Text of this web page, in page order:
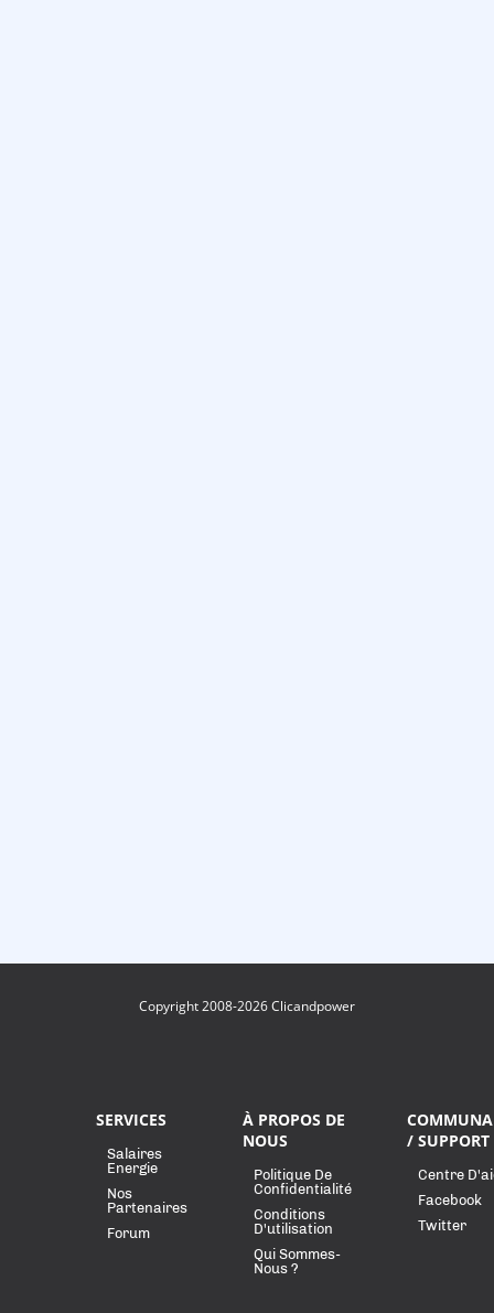
Copyright 2008-2026 Clicandpower
SERVICES
Salaires
Energie
Nos
Partenaires
Forum
À PROPOS DE
NOUS
Politique De
Confidentialité
Conditions
D'utilisation
Qui Sommes-
Nous ?
/ SUPPORT
Centre
Facebook
Twitter